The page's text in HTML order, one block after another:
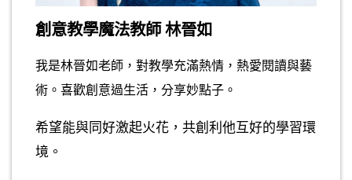
創意教學魔法教師 林晉如
我是林晉如老師，對教學充滿熱情，熱愛閱讀與藝
術。喜歡創意過生活，分享妙點子。
希望能與同好激起火花，共創利他互好的學習環
境。